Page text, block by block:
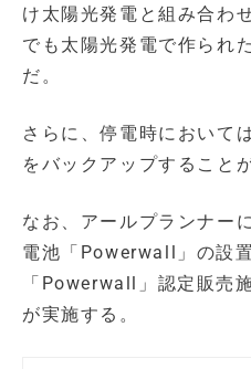
け太陽光発電と組み合わ
でも太陽光発電で作られ
だ。
さらに、停電時において
をバックアップすること
なお、アールプランナー
電池「Powerwall」の設
「Powerwall」認定販売
が実施する。